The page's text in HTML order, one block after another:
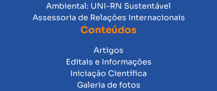
Ambiental: UNI-RN Sustentável
Assessoria de Relações Internacionais
Conteúdos
Artigos
Editais e Informações
Iniciação Científica
Galeria de fotos